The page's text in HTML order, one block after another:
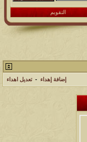
التقويم
إضافة إهداء - تعديل اهداء